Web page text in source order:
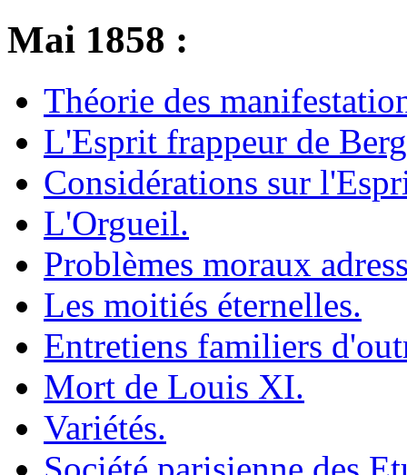
Mai 1858 :
Théorie des
L'Esprit frappeur de
Considérations sur
L'Orgueil.
Problèmes moraux
Les moitiés éternelles.
Entretiens familiers
Mort de Louis XI.
Variétés.